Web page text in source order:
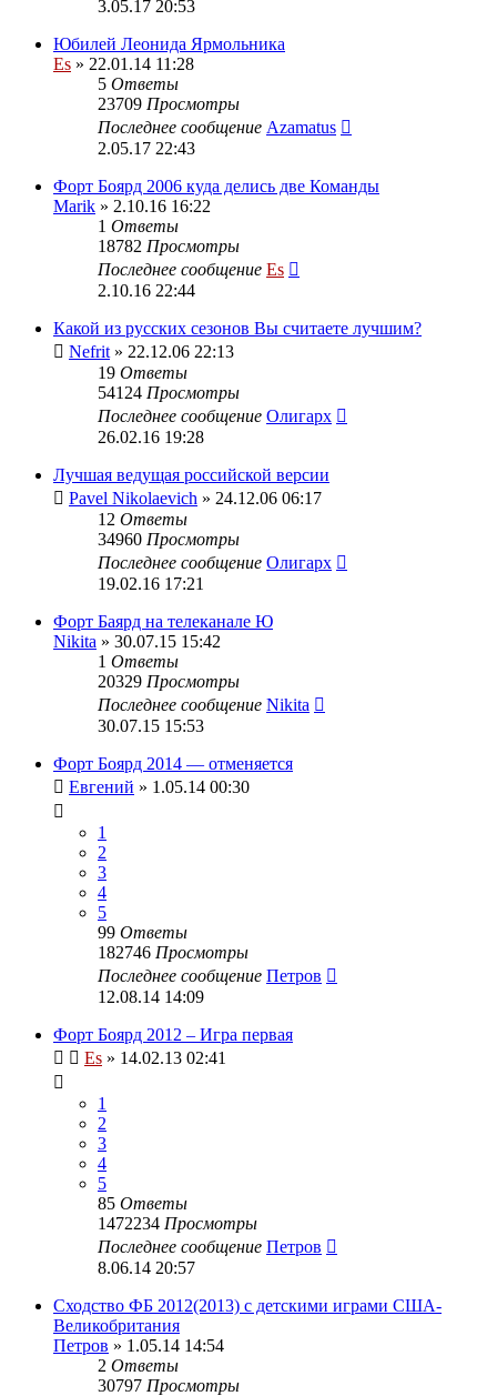
3.05.17 20:53
Юбилей Леонида Ярмольника
Es » 22.01.14 11:28
5 Ответы
23709 Просмотры
Последнее сообщение Azamatus
2.05.17 22:43
Форт Боярд 2006 куда делись две Команды
Marik » 2.10.16 16:22
1 Ответы
18782 Просмотры
Последнее сообщение Es
2.10.16 22:44
Какой из русских сезонов Вы считаете лучшим?
Nefrit » 22.12.06 22:13
19 Ответы
54124 Просмотры
Последнее сообщение Олигарх
26.02.16 19:28
Лучшая ведущая российской версии
Pavel Nikolaevich » 24.12.06 06:17
12 Ответы
34960 Просмотры
Последнее сообщение Олигарх
19.02.16 17:21
Форт Баярд на телеканале Ю
Nikita » 30.07.15 15:42
1 Ответы
20329 Просмотры
Последнее сообщение Nikita
30.07.15 15:53
Форт Боярд 2014 — отменяется
Евгений » 1.05.14 00:30
1
2
3
4
5
99 Ответы
182746 Просмотры
Последнее сообщение Петров
12.08.14 14:09
Форт Боярд 2012 – Игра первая
Es » 14.02.13 02:41
1
2
3
4
5
85 Ответы
1472234 Просмотры
Последнее сообщение Петров
8.06.14 20:57
Сходство ФБ 2012(2013) с детскими играми США-
Великобритания
Петров » 1.05.14 14:54
2 Ответы
30797 Просмотры